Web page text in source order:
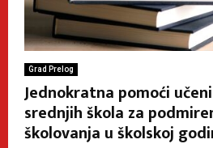
Grad Prelog
Jednokratna pomoći
srednjih škola za
školovanja u školskoj